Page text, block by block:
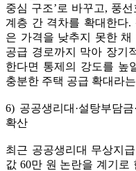
중심 구조’로 바꾸고, 풍
계층 간 격차를 확대한다.
은 가격을 낮추지 못한
공급 경로까지 막아 장기
한다면 통제의 강도를 높
충분한 주택 공급 확대라
6) 공공생리대·설탕부담
확산
최근 공공생리대 무상지
값 60만 원 논란을 계기로